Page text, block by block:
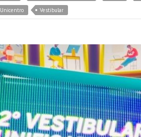
Unicentro Vestibular